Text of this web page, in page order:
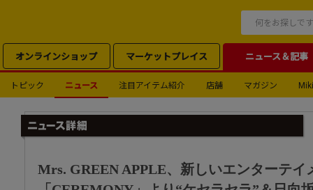
オンラインショップ マーケットプレイス ニュース＆記事
トピック ニュース 注目アイテム紹介 店舗 マガジン
Mrs. GREEN APPLE、新しいエンターテイ